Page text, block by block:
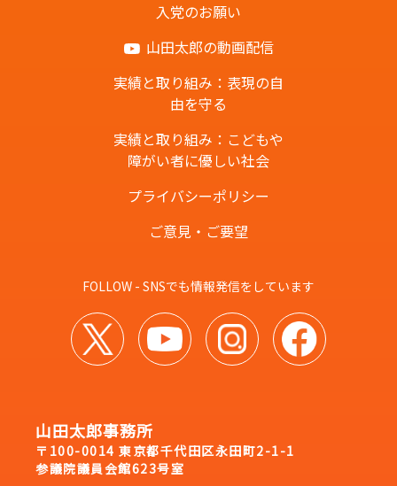
入党のお願い
山田太郎の動画配信
実績と取り組み：表現の自
由を守る
実績と取り組み：こどもや
障がい者に優しい社会
プライバシーポリシー
ご意見・ご要望
FOLLOW - SNSでも情報発信をしています
山田太郎事務所
〒100-0014 東京都千代田区永田町2-1-1
参議院議員会館623号室